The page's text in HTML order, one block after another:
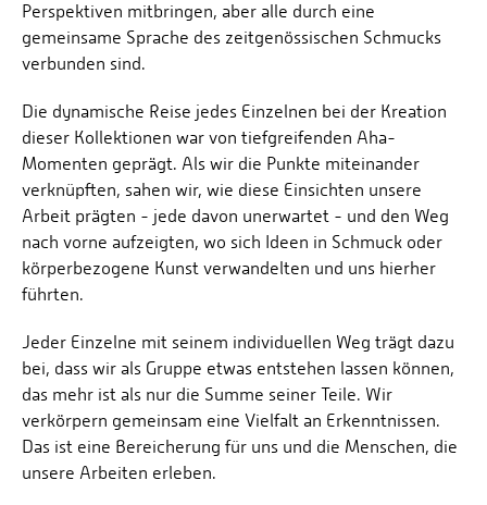
Perspektiven mitbringen, aber alle durch eine
gemeinsame Sprache des zeitgenössischen Schmucks
verbunden sind.
Die dynamische Reise jedes Einzelnen bei der Kreation
dieser Kollektionen war von tiefgreifenden Aha-
Momenten geprägt. Als wir die Punkte miteinander
verknüpften, sahen wir, wie diese Einsichten unsere
Arbeit prägten - jede davon unerwartet - und den Weg
nach vorne aufzeigten, wo sich Ideen in Schmuck oder
körperbezogene Kunst verwandelten und uns hierher
führten.
Jeder Einzelne mit seinem individuellen Weg trägt dazu
bei, dass wir als Gruppe etwas entstehen lassen können,
das mehr ist als nur die Summe seiner Teile. Wir
verkörpern gemeinsam eine Vielfalt an Erkenntnissen.
Das ist eine Bereicherung für uns und die Menschen, die
unsere Arbeiten erleben.